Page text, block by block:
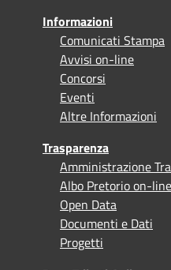
Informazioni
Comunicati Stampa
Avvisi on-line
Concorsi
Eventi
Altre Informazioni
Trasparenza
Amministrazione
Albo Pretorio on-line
Open Data
Documenti e Dati
Progetti